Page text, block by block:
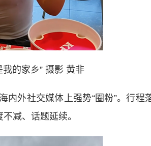
的家乡” 摄影 黄非
外社交媒体上强势“圈粉”。行程
减、话题延续。